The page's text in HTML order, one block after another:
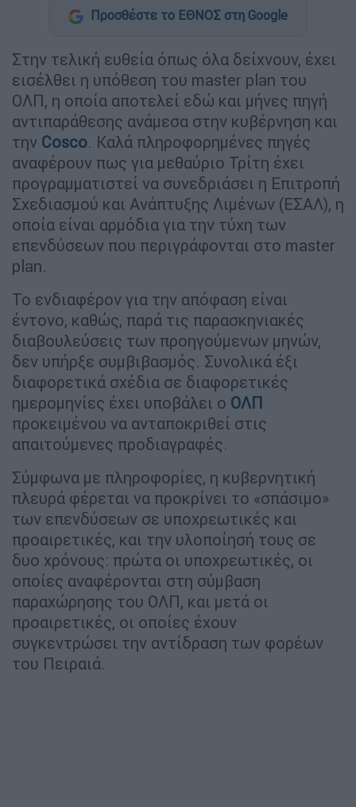
Προσθέστε το ΕΘΝΟΣ στη Google
Στην τελική ευθεία όπως όλα δείχνουν, έχει
εισέλθει η υπόθεση του master plan του
ΟΛΠ, η οποία αποτελεί εδώ και µήνες πηγή
αντιπαράθεσης ανάµεσα στην κυβέρνηση και
την Cosco. Καλά πληροφορηµένες πηγές
αναφέρουν πως για µεθαύριο Τρίτη έχει
προγραµµατιστεί να συνεδριάσει η Επιτροπή
Σχεδιασµού και Ανάπτυξης Λιµένων (ΕΣΑΛ), η
οποία είναι αρµόδια για την τύχη των
επενδύσεων που περιγράφονται στο master
plan.
Το ενδιαφέρον για την απόφαση είναι
έντονο, καθώς, παρά τις παρασκηνιακές
διαβουλεύσεις των προηγούµενων µηνών,
δεν υπήρξε συµβιβασµός. Συνολικά έξι
διαφορετικά σχέδια σε διαφορετικές
ηµεροµηνίες έχει υποβάλει ο ΟΛΠ
προκειµένου να ανταποκριθεί στις
απαιτούµενες προδιαγραφές.
Σύµφωνα µε πληροφορίες, η κυβερνητική
πλευρά φέρεται να προκρίνει το «σπάσιµο»
των επενδύσεων σε υποχρεωτικές και
προαιρετικές, και την υλοποίησή τους σε
δυο χρόνους: πρώτα οι υποχρεωτικές, οι
οποίες αναφέρονται στη σύµβαση
παραχώρησης του ΟΛΠ, και µετά οι
προαιρετικές, οι οποίες έχουν
συγκεντρώσει την αντίδραση των φορέων
του Πειραιά.